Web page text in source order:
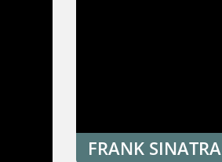
FRANK SINATRA